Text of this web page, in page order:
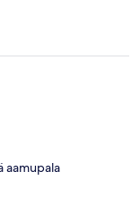
aamupala